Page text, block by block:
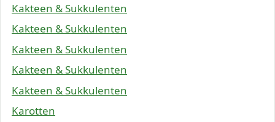
Kakteen & Sukkulenten
Kakteen & Sukkulenten
Kakteen & Sukkulenten
Kakteen & Sukkulenten
Kakteen & Sukkulenten
Karotten